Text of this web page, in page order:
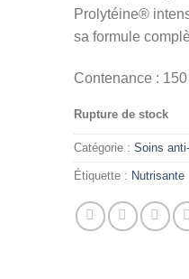
Prolytéine®
sa formule
Contenance : 150
Rupture de stock
Catégorie : Soins
Étiquette : Nutrisante